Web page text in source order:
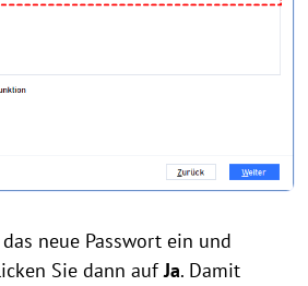
neue Passwort ein und
Sie dann aufJa. Damit